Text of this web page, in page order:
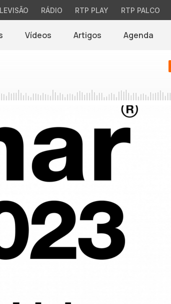
RÁDIO RTP PLAY RTP PALCO
Vídeos Artigos Agenda